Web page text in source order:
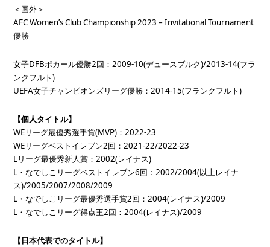
＜国外＞
AFC Women’s Club Championship 2023 – Invitational Tournament
優勝
女子DFBポカール優勝2回：2009-10(デュースブルク)/2013-14(フラ
ンクフルト)
UEFA女子チャンピオンズリーグ優勝：2014-15(フランクフルト)
【個人タイトル】
WEリーグ最優秀選手賞(MVP)：2022-23
WEリーグベストイレブン2回：2021-22/2022-23
Lリーグ最優秀新人賞：2002(レイナス)
L・なでしこリーグベストイレブン6回：2002/2004(以上レイナ
ス)/2005/2007/2008/2009
L・なでしこリーグ最優秀選手賞2回：2004(レイナス)/2009
L・なでしこリーグ得点王2回：2004(レイナス)/2009
【日本代表でのタイトル】